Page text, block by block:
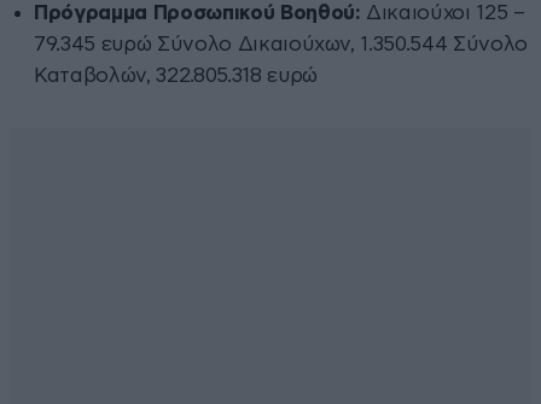
Πρόγραμμα Προσωπικού Βοηθού: Δικαιούχοι 125 –
79.345 ευρώ Σύνολο Δικαιούχων, 1.350.544 Σύνολο
Καταβολών, 322.805.318 ευρώ